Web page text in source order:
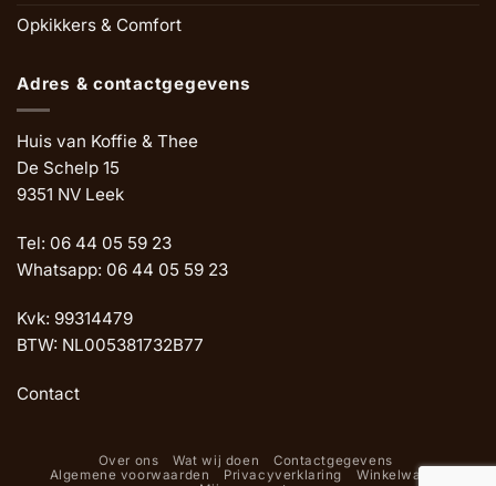
Opkikkers & Comfort
Adres & contactgegevens
Huis van Koffie & Thee
De Schelp 15
9351 NV Leek
Tel: 06 44 05 59 23
Whatsapp: 06 44 05 59 23
Kvk: 99314479
BTW: NL005381732B77
Contact
Over ons Wat wij doen
Contactgegevens
Algemene voorwaarden
Privacyverklaring
Winkelwagen